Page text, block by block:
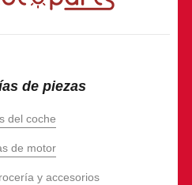
de piezas
del coche
de motor
y accesorios